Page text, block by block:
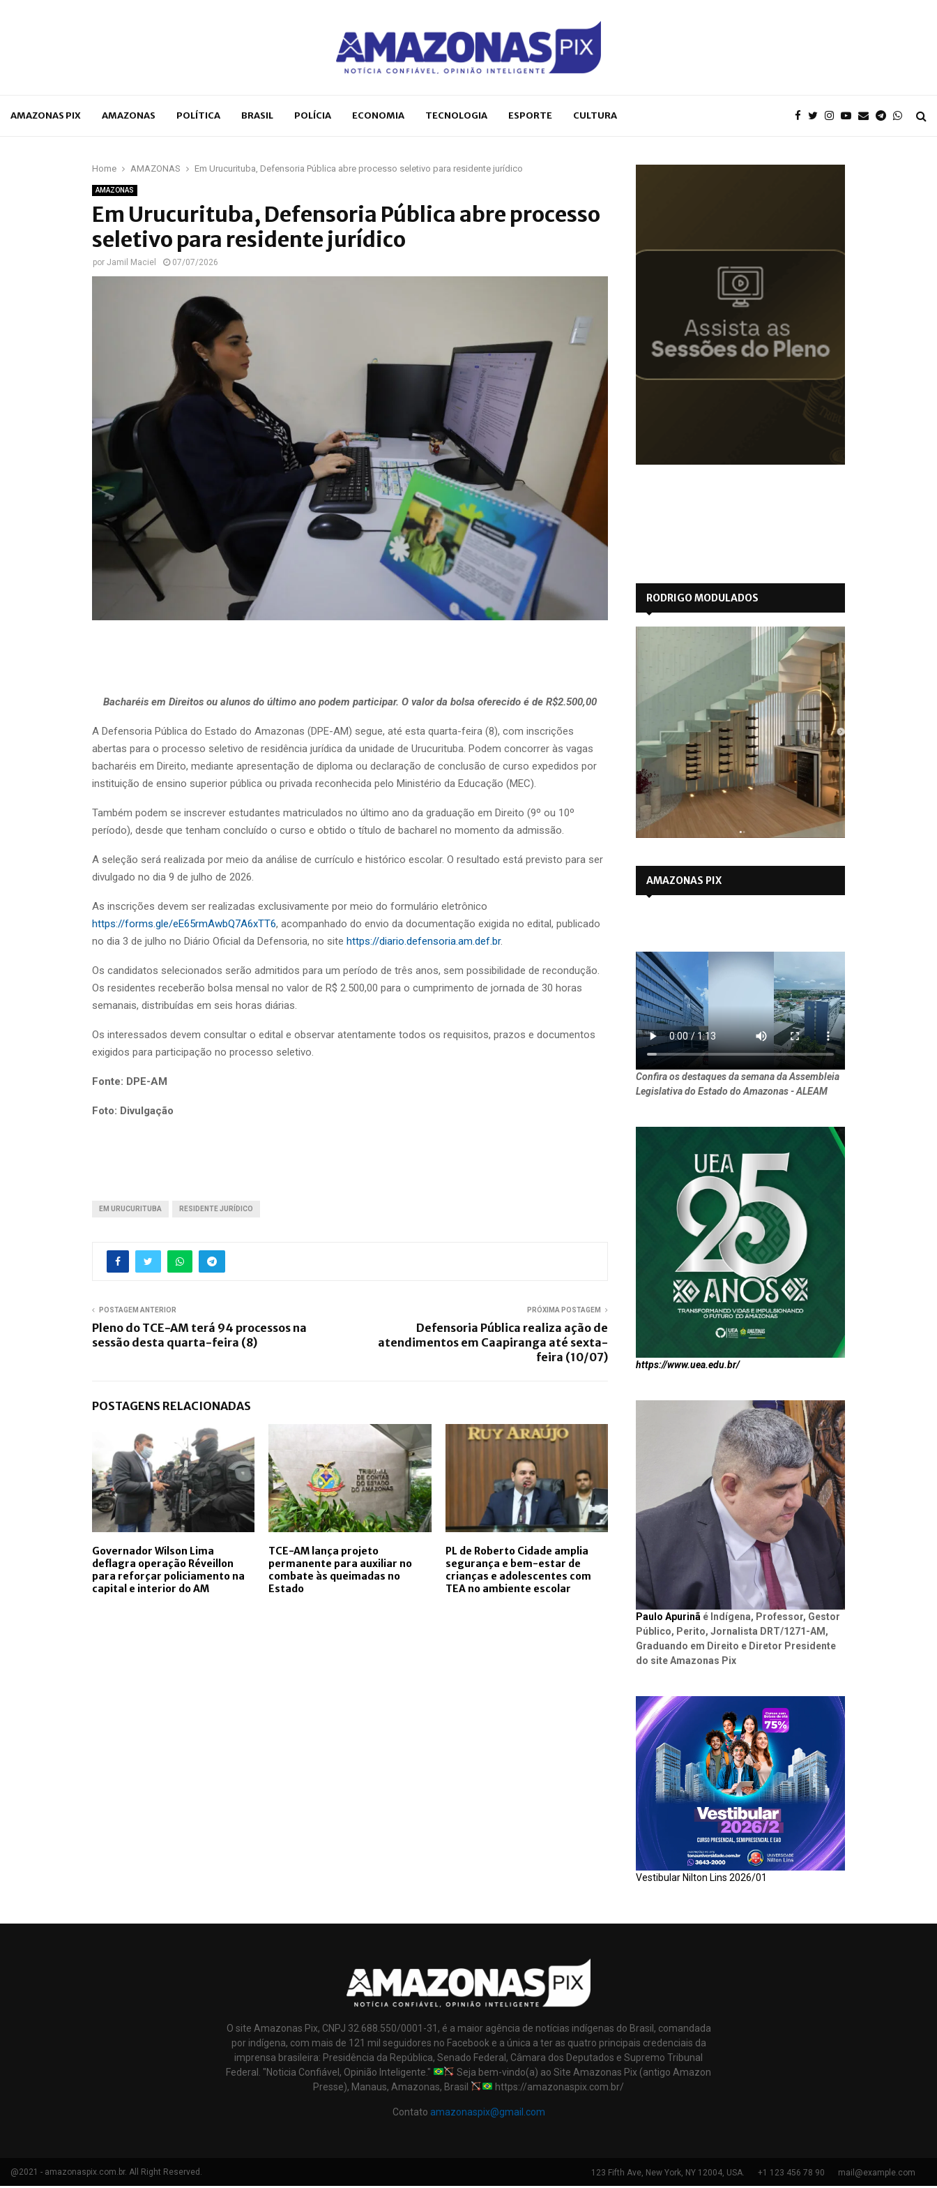
AMAZONAS PIX AMAZONAS POLÍTICA BRASIL POLÍCIA ECONOMIA TECNOLOGIA ESPORTE CULTURA
Home AMAZONAS Em Urucurituba, Defensoria Pública abre processo seletivo para residente jurídico
AMAZONAS
Em Urucurituba, Defensoria Pública abre processo
seletivo para residente jurídico
por Jamil Maciel 07/07/2026
Bacharéis em Direitos ou alunos do último ano podem participar. O valor da bolsa oferecido é de R$2.500,00
A Defensoria Pública do Estado do Amazonas (DPE-AM) segue, até esta quarta-feira (8), com inscrições
abertas para o processo seletivo de residência jurídica da unidade de Urucurituba. Podem concorrer às vagas
bacharéis em Direito, mediante apresentação de diploma ou declaração de conclusão de curso expedidos por
instituição de ensino superior pública ou privada reconhecida pelo Ministério da Educação (MEC).
Também podem se inscrever estudantes matriculados no último ano da graduação em Direito (9º ou 10º
período), desde que tenham concluído o curso e obtido o título de bacharel no momento da admissão.
A seleção será realizada por meio da análise de currículo e histórico escolar. O resultado está previsto para ser
divulgado no dia 9 de julho de 2026.
As inscrições devem ser realizadas exclusivamente por meio do formulário eletrônico
https://forms.gle/eE65rmAwbQ7A6xTT6, acompanhado do envio da documentação exigida no edital, publicado
no dia 3 de julho no Diário Oficial da Defensoria, no site https://diario.defensoria.am.def.br.
Os candidatos selecionados serão admitidos para um período de três anos, sem possibilidade de recondução.
Os residentes receberão bolsa mensal no valor de R$ 2.500,00 para o cumprimento de jornada de 30 horas
semanais, distribuídas em seis horas diárias.
Os interessados devem consultar o edital e observar atentamente todos os requisitos, prazos e documentos
exigidos para participação no processo seletivo.
Fonte: DPE-AM
Foto: Divulgação
EM URUCURITUBA RESIDENTE JURÍDICO
POSTAGEM ANTERIOR
Pleno do TCE-AM terá 94 processos na
sessão desta quarta-feira (8)
PRÓXIMA POSTAGEM
Defensoria Pública realiza ação de
atendimentos em Caapiranga até sexta-
feira (10/07)
POSTAGENS RELACIONADAS
Governador Wilson Lima
deflagra operação Réveillon
para reforçar policiamento na
capital e interior do AM
TCE-AM lança projeto
permanente para auxiliar no
combate às queimadas no
Estado
PL de Roberto Cidade amplia
segurança e bem-estar de
crianças e adolescentes com
TEA no ambiente escolar
RODRIGO MODULADOS
AMAZONAS PIX
Confira os destaques da semana da Assembleia
Legislativa do Estado do Amazonas - ALEAM
https://www.uea.edu.br/
Paulo Apurinã é Indígena, Professor, Gestor
Público, Perito, Jornalista DRT/1271-AM,
Graduando em Direito e Diretor Presidente
do site Amazonas Pix
Vestibular Nilton Lins 2026/01
O site Amazonas Pix, CNPJ 32.688.550/0001-31, é a maior agência de notícias indígenas do Brasil, comandada
por indígena, com mais de 121 mil seguidores no Facebook e a única a ter as quatro principais credenciais da
imprensa brasileira: Presidência da República, Senado Federal, Câmara dos Deputados e Supremo Tribunal
Federal. "Noticia Confiável, Opinião Inteligente."
Seja bem-vindo(a) ao Site Amazonas Pix (antigo Amazon
Presse), Manaus, Amazonas, Brasil
https://amazonaspix.com.br/
Contato amazonaspix@gmail.com
@2021 - amazonaspix.com.br. All Right Reserved. 123 Fifth Ave, New York, NY 12004, USA. +1 123 456 78 90 mail@example.com